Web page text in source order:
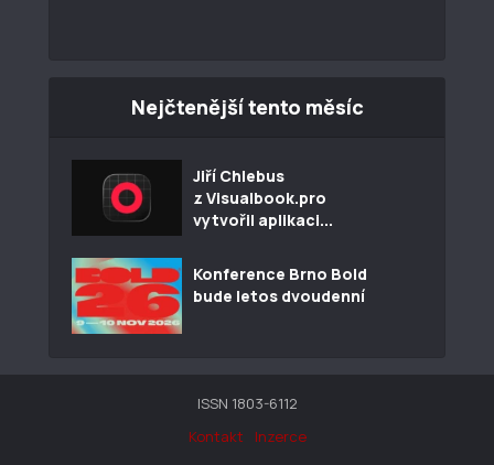
Nejčtenější tento měsíc
Jiří Chlebus
z Visualbook.pro
vytvořil aplikaci...
Konference Brno Bold
bude letos dvoudenní
ISSN 1803-6112
Kontakt
Inzerce